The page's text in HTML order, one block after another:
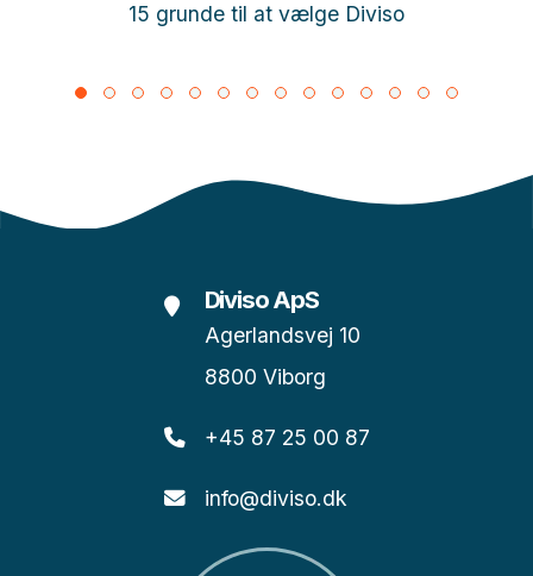
15 grunde til at vælge Diviso
Diviso ApS
Agerlandsvej 10
8800 Viborg
+45 87 25 00 87
info@diviso.dk